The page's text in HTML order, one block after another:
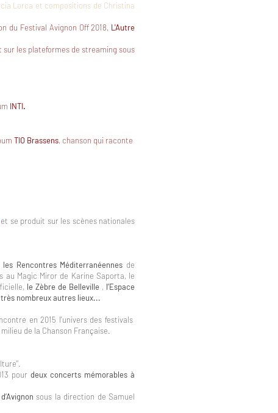
Lorca et compositions de Christina
du Festival Avignon Off 2018, L'Autre
les plateformes de streaming sous
INTI.
TIO Brassens, chanson qui raconte
et se produit sur les scènesnationales
les Rencontres Méditerranéennes de
au Magic Miror de Karine Saporta, le
le Zèbre de Belleville , l’Espace
très nombreux autres lieux...
en 2015 l'univers des festivals
de la Chanson Française.
pourdeux concerts mémorables à
sous la direction de Samuel